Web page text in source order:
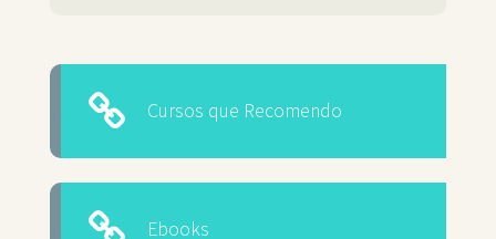
Cursos que Recomendo
Ebooks